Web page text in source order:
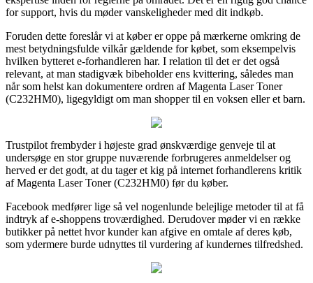
for support, hvis du møder vanskeligheder med dit indkøb.
Foruden dette foreslår vi at køber er oppe på mærkerne omkring de
mest betydningsfulde vilkår gældende for købet, som eksempelvis
hvilken bytteret e-forhandleren har. I relation til det er det også
relevant, at man stadigvæk bibeholder ens kvittering, således man
når som helst kan dokumentere ordren af Magenta Laser Toner
(C232HM0), ligegyldigt om man shopper til en voksen eller et barn.
Trustpilot frembyder i højeste grad ønskværdige genveje til at
undersøge en stor gruppe nuværende forbrugeres anmeldelser og
herved er det godt, at du tager et kig på internet forhandlerens kritik
af Magenta Laser Toner (C232HM0) før du køber.
Facebook medfører lige så vel nogenlunde belejlige metoder til at få
indtryk af e-shoppens troværdighed. Derudover møder vi en række
butikker på nettet hvor kunder kan afgive en omtale af deres køb,
som ydermere burde udnyttes til vurdering af kundernes tilfredshed.